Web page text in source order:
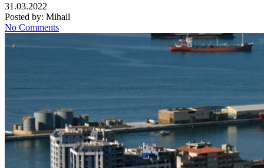
31.03.2022
Posted by: Mihail
No Comments